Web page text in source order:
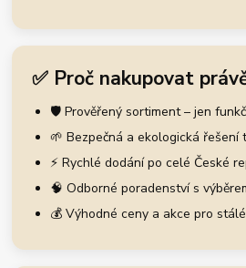
✅ Proč nakupovat
🛡️ Prověřený sortiment – jen
🌱 Bezpečná a ekologická řešení
⚡ Rychlé dodání po celé České
🧠 Odborné poradenství s
💰 Výhodné ceny a akce pro